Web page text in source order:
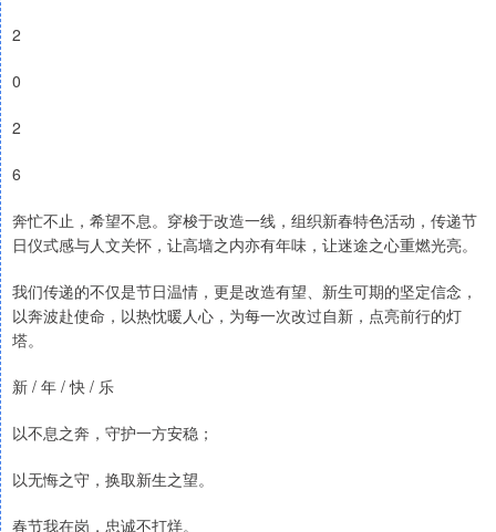
2
0
2
6
奔忙不止，希望不息。穿梭于改造一线，组织新春特色活动，传递节
日仪式感与人文关怀，让高墙之内亦有年味，让迷途之心重燃光亮。
我们传递的不仅是节日温情，更是改造有望、新生可期的坚定信念，
以奔波赴使命，以热忱暖人心，为每一次改过自新，点亮前行的灯
塔。
新 / 年 / 快 / 乐
以不息之奔，守护一方安稳；
以无悔之守，换取新生之望。
春节我在岗，忠诚不打烊。